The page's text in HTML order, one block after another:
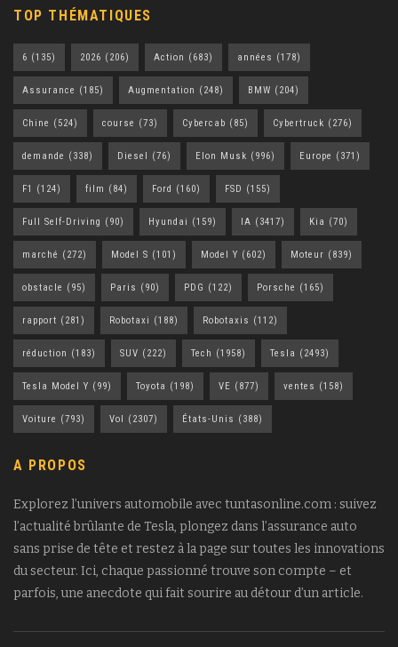
TOP THÉMATIQUES
6 (135) 2026 (206) Action (683) années (178)
Assurance (185) Augmentation (248) BMW (204)
Chine (524) course (73) Cybercab (85) Cybertruck (276)
demande (338) Diesel (76) Elon Musk (996) Europe (371)
F1 (124) film (84) Ford (160) FSD (155)
Full Self-Driving (90) Hyundai (159) IA (3417) Kia (70)
marché (272) Model S (101) Model Y (602) Moteur (839)
obstacle (95) Paris (90) PDG (122) Porsche (165)
rapport (281) Robotaxi (188) Robotaxis (112)
réduction (183) SUV (222) Tech (1958) Tesla (2493)
Tesla Model Y (99) Toyota (198) VE (877) ventes (158)
Voiture (793) Vol (2307) États-Unis (388)
A PROPOS
Explorez l’univers automobile avec tuntasonline.com : suivez
l’actualité brûlante de Tesla, plongez dans l’assurance auto
sans prise de tête et restez à la page sur toutes les innovations
du secteur. Ici, chaque passionné trouve son compte – et
parfois, une anecdote qui fait sourire au détour d’un article.